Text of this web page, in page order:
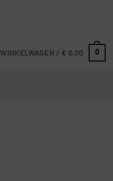
WINKELWAGEN / € 0.00 0